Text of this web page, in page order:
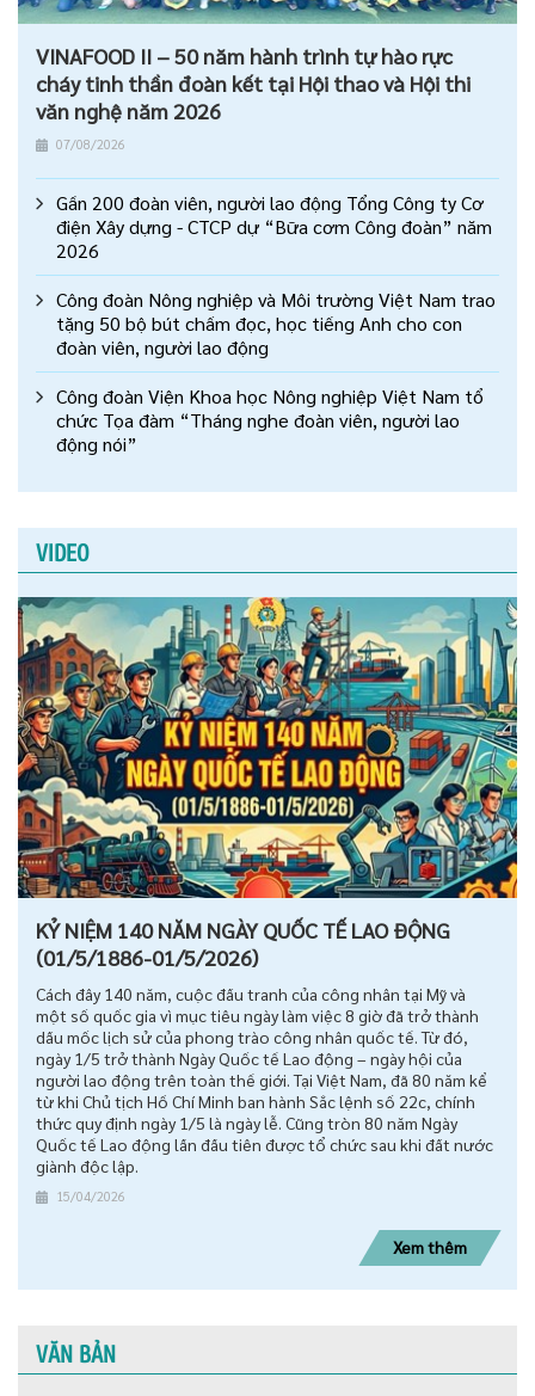
VINAFOOD II – 50 năm hành trình tự hào rực
cháy tinh thần đoàn kết tại Hội thao và Hội thi
văn nghệ năm 2026
07/08/2026
Gần 200 đoàn viên, người lao động Tổng Công ty Cơ
điện Xây dựng - CTCP dự “Bữa cơm Công đoàn” năm
2026
Công đoàn Nông nghiệp và Môi trường Việt Nam trao
tặng 50 bộ bút chấm đọc, học tiếng Anh cho con
đoàn viên, người lao động
Công đoàn Viện Khoa học Nông nghiệp Việt Nam tổ
chức Tọa đàm “Tháng nghe đoàn viên, người lao
động nói”
VIDEO
KỶ NIỆM 140 NĂM NGÀY QUỐC TẾ LAO ĐỘNG
(01/5/1886-01/5/2026)
Cách đây 140 năm, cuộc đấu tranh của công nhân tại Mỹ và
một số quốc gia vì mục tiêu ngày làm việc 8 giờ đã trở thành
dấu mốc lịch sử của phong trào công nhân quốc tế. Từ đó,
ngày 1/5 trở thành Ngày Quốc tế Lao động – ngày hội của
người lao động trên toàn thế giới. Tại Việt Nam, đã 80 năm kể
từ khi Chủ tịch Hồ Chí Minh ban hành Sắc lệnh số 22c, chính
thức quy định ngày 1/5 là ngày lễ. Cũng tròn 80 năm Ngày
Quốc tế Lao động lần đầu tiên được tổ chức sau khi đất nước
giành độc lập.
15/04/2026
Xem thêm
VĂN BẢN